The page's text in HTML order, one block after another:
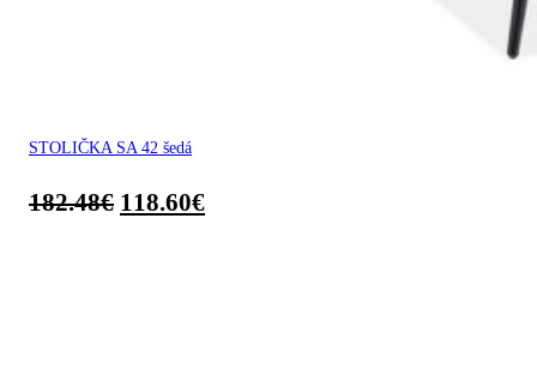
STOLIČKA SA 42 šedá
182.48€ 118.60€